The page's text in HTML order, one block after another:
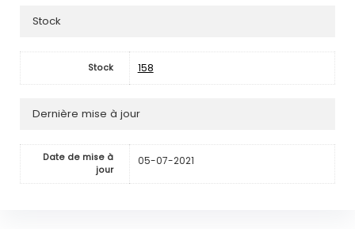
Stock
Stock 158
Dernière mise à jour
Date de mise à
jour
05-07-2021